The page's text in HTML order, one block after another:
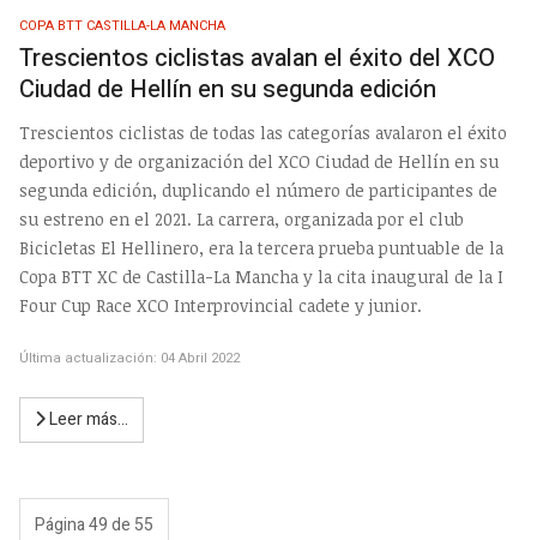
COPA BTT CASTILLA-LA MANCHA
Trescientos ciclistas avalan el éxito del XCO
Ciudad de Hellín en su segunda edición
Trescientos ciclistas de todas las categorías avalaron el éxito
deportivo y de organización del XCO Ciudad de Hellín en su
segunda edición, duplicando el número de participantes de
su estreno en el 2021. La carrera, organizada por el club
Bicicletas El Hellinero, era la tercera prueba puntuable de la
Copa BTT XC de Castilla-La Mancha y la cita inaugural de la I
Four Cup Race XCO Interprovincial cadete y junior.
Última actualización: 04 Abril 2022
Leer más…
Página 49 de 55